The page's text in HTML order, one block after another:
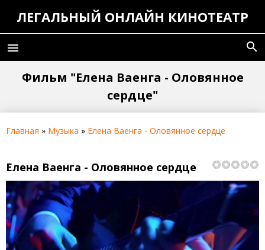
ЛЕГАЛЬНЫЙ ОНЛАЙН КИНОТЕАТР
menu search
Фильм "Елена Ваенга - Оловянное
сердце"
Главная » Музыка » Елена Ваенга - Оловянное сердце
Елена Ваенга - Оловянное сердце